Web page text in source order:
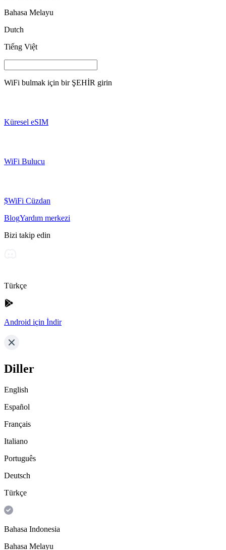
Bahasa Melayu
Dutch
Tiếng Việt
WiFi bulmak için bir ŞEHİR girin
Küresel eSIM
WiFi Bulucu
$WiFi Cüzdan
BlogYardım merkezi
Bizi takip edin
Türkçe
Android için İndir
Diller
English
Español
Français
Italiano
Português
Deutsch
Türkçe
Bahasa Indonesia
Bahasa Melayu